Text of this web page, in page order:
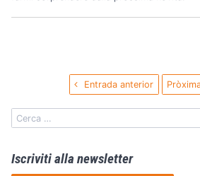
Entrada anterior
Iscriviti alla newsletter